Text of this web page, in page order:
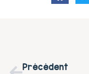
Précédent